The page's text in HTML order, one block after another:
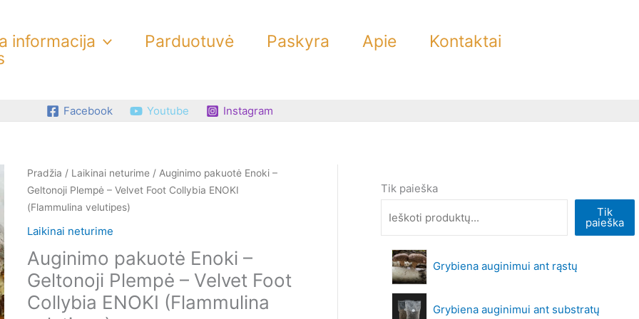
informacija Parduotuvė Paskyra Apie
Kontaktai
Facebook Youtube Instagram
Pradžia / Laikinai neturime / Auginimo pakuotė Enoki –
Geltonoji Plempė – Velvet Foot Collybia ENOKI
(Flammulina velutipes)
Laikinai neturime
Auginimo pakuotė Enoki –
Geltonoji Plempė – Velvet Foot
Collybia ENOKI (Flammulina
Tik paieška
Tik
paieška
Grybiena auginimui ant rąstų
Grybiena auginimui ant substratų